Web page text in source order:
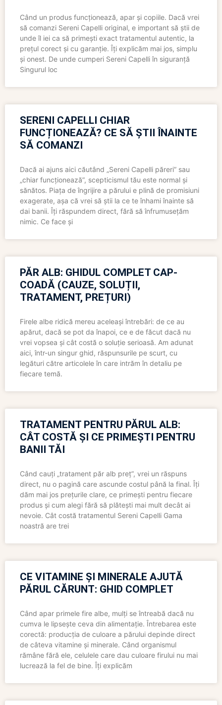
Când un produs funcționează, apar și copiile. Dacă vrei
să comanzi Sereni Capelli original, e important să știi de
unde îl iei ca să primești exact tratamentul autentic, la
prețul corect și cu garanție. Îți explicăm mai jos, simplu
și onest. De unde cumperi Sereni Capelli în siguranță
Singurul loc
SERENI CAPELLI CHIAR
FUNCȚIONEAZĂ? CE SĂ ȘTII ÎNAINTE
SĂ COMANZI
Dacă ai ajuns aici căutând „Sereni Capelli păreri” sau
„chiar funcționează”, scepticismul tău este normal și
sănătos. Piața de îngrijire a părului e plină de promisiuni
exagerate, așa că vrei să știi la ce te înhami înainte să
dai banii. Îți răspundem direct, fără să înfrumusețăm
nimic. Ce face și
PĂR ALB: GHIDUL COMPLET CAP-
COADĂ (CAUZE, SOLUȚII,
TRATAMENT, PREȚURI)
Firele albe ridică mereu aceleași întrebări: de ce au
apărut, dacă se pot da înapoi, ce e de făcut dacă nu
vrei vopsea și cât costă o soluție serioasă. Am adunat
aici, într-un singur ghid, răspunsurile pe scurt, cu
legături către articolele în care intrăm în detaliu pe
fiecare temă.
TRATAMENT PENTRU PĂRUL ALB:
CÂT COSTĂ ȘI CE PRIMEȘTI PENTRU
BANII TĂI
Când cauți „tratament păr alb preț”, vrei un răspuns
direct, nu o pagină care ascunde costul până la final. Îți
dăm mai jos prețurile clare, ce primești pentru fiecare
produs și cum alegi fără să plătești mai mult decât ai
nevoie. Cât costă tratamentul Sereni Capelli Gama
noastră are trei
CE VITAMINE ȘI MINERALE AJUTĂ
PĂRUL CĂRUNT: GHID COMPLET
Când apar primele fire albe, mulți se întreabă dacă nu
cumva le lipsește ceva din alimentație. Întrebarea este
corectă: producția de culoare a părului depinde direct
de câteva vitamine și minerale. Când organismul
rămâne fără ele, celulele care dau culoare firului nu mai
lucrează la fel de bine. Îți explicăm